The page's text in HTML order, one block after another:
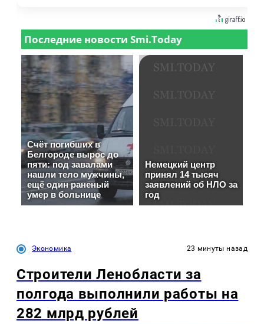
Экономика 23 минуты назад
Строители Ленобласти за
полгода выполнили работы на
282 млрд рублей